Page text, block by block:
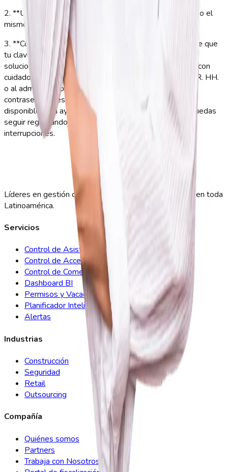
2. **Usuario mal ingresado**: confirma que estés usando el
mismo usuario o correo que te entregó tu empresa.
3. **Contraseña desactualizada o cambiada**: es posible que
tu clave haya sido restablecida por seguridad. Para
solucionarlo, intenta nuevamente ingresando tus datos con
cuidado. Si el problema continúa, solicita a tu área de RR. HH.
o al administrador de GeoVictoria que restablezca tu
contraseña. Nuestro equipo de soporte también está
disponible para ayudarte a recuperar el acceso y que puedas
seguir registrando tu asistencia en tiempo real sin
interrupciones.
Líderes en gestión de asistencia y control de personal en toda
Latinoamérica.
Servicios
Control de Asistencia
Control de Acceso
Control de Comedor
Dashboard BI
Permisos y Vacaciones
Planificador Inteligente
Alertas
Industrias
Construcción
Seguridad
Retail
Outsourcing
Compañía
Quiénes somos
Partners
Trabaja con Nosotros